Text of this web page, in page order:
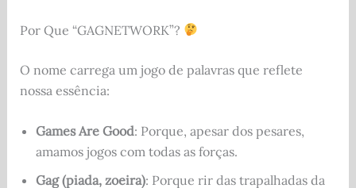
Por Que “GAGNETWORK”?
O nome carrega um jogo de palavras que reflete
nossa essência:
Games Are Good: Porque, apesar dos pesares,
amamos jogos com todas as forças.
Gag (piada, zoeira): Porque rir das trapalhadas da